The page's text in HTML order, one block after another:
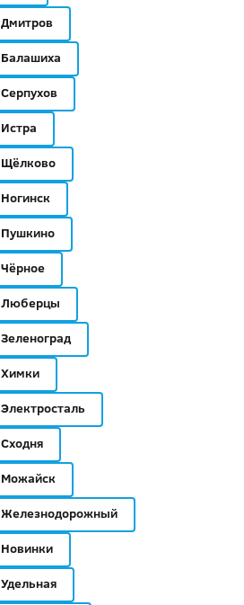
Дмитров
Балашиха
Серпухов
Истра
Щёлково
Ногинск
Пушкино
Чёрное
Люберцы
Зеленоград
Химки
Электросталь
Сходня
Можайск
Железнодорожный
Новинки
Удельная